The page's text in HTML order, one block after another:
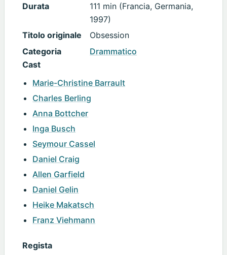
Durata
111 min (Francia, Germania,
1997)
Titolo originale
Obsession
Categoria
Drammatico
Cast
Marie-Christine Barrault
Charles Berling
Anna Bottcher
Inga Busch
Seymour Cassel
Daniel Craig
Allen Garfield
Daniel Gelin
Heike Makatsch
Franz Viehmann
Regista